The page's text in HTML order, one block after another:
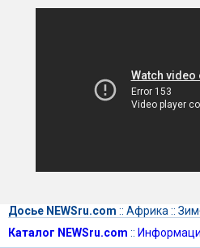
Досье NEWSru.com :: Африка ::
Каталог NEWSru.com ::